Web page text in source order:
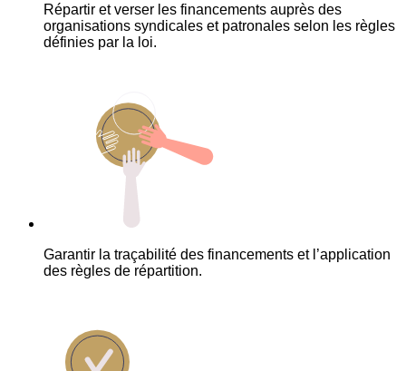
Répartir et verser les financements auprès des
organisations syndicales et patronales selon les règles
définies par la loi.
Garantir la traçabilité des financements et l’application
des règles de répartition.